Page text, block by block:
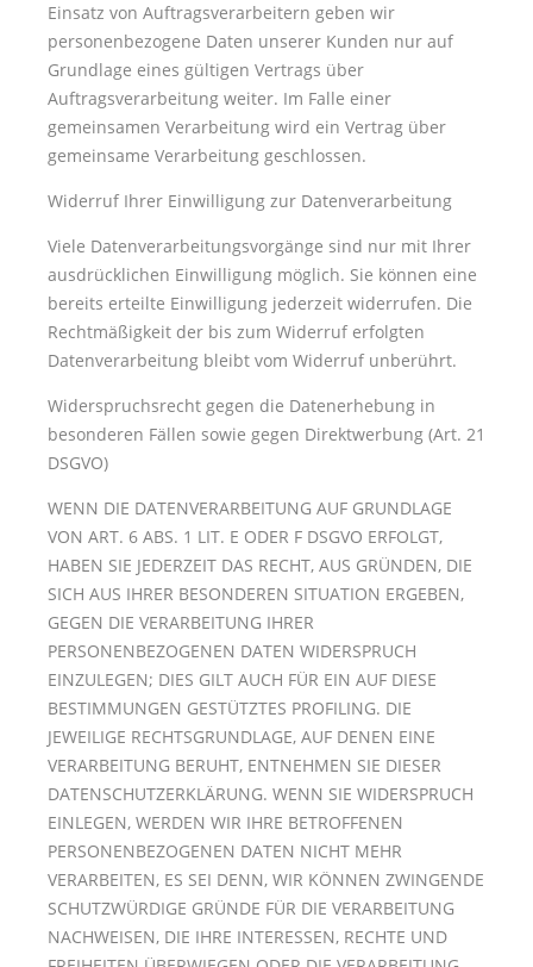
Einsatz von Auftragsverarbeitern geben wir
personenbezogene Daten unserer Kunden nur auf
Grundlage eines gültigen Vertrags über
Auftragsverarbeitung weiter. Im Falle einer
gemeinsamen Verarbeitung wird ein Vertrag über
gemeinsame Verarbeitung geschlossen.
Widerruf Ihrer Einwilligung zur Datenverarbeitung
Viele Datenverarbeitungsvorgänge sind nur mit Ihrer
ausdrücklichen Einwilligung möglich. Sie können eine
bereits erteilte Einwilligung jederzeit widerrufen. Die
Rechtmäßigkeit der bis zum Widerruf erfolgten
Datenverarbeitung bleibt vom Widerruf unberührt.
Widerspruchsrecht gegen die Datenerhebung in
besonderen Fällen sowie gegen Direktwerbung (Art. 21
DSGVO)
WENN DIE DATENVERARBEITUNG AUF GRUNDLAGE
VON ART. 6 ABS. 1 LIT. E ODER F DSGVO ERFOLGT,
HABEN SIE JEDERZEIT DAS RECHT, AUS GRÜNDEN, DIE
SICH AUS IHRER BESONDEREN SITUATION ERGEBEN,
GEGEN DIE VERARBEITUNG IHRER
PERSONENBEZOGENEN DATEN WIDERSPRUCH
EINZULEGEN; DIES GILT AUCH FÜR EIN AUF DIESE
BESTIMMUNGEN GESTÜTZTES PROFILING. DIE
JEWEILIGE RECHTSGRUNDLAGE, AUF DENEN EINE
VERARBEITUNG BERUHT, ENTNEHMEN SIE DIESER
DATENSCHUTZERKLÄRUNG. WENN SIE WIDERSPRUCH
EINLEGEN, WERDEN WIR IHRE BETROFFENEN
PERSONENBEZOGENEN DATEN NICHT MEHR
VERARBEITEN, ES SEI DENN, WIR KÖNNEN ZWINGENDE
SCHUTZWÜRDIGE GRÜNDE FÜR DIE VERARBEITUNG
NACHWEISEN, DIE IHRE INTERESSEN, RECHTE UND